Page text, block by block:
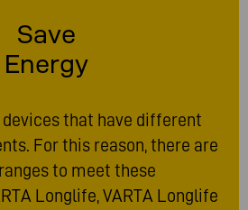
Save
Energy
that have different
For this reason, there are
to meet these
Longlife, VARTA Longlife